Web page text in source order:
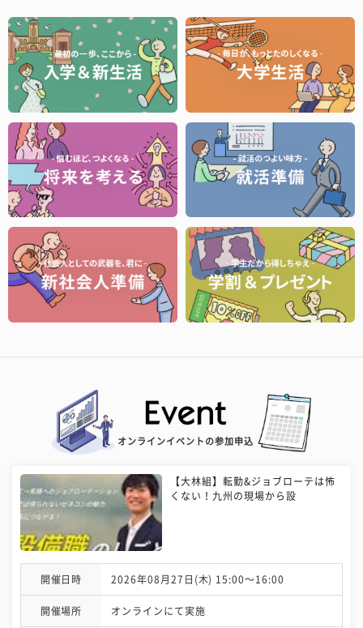
オンラインイベントの参加申込
【大林組】転勤&ジョブローテは怖
くない！九州の現場から設
開催日時 2026年08月27日(木) 15:00〜16:00
開催場所 オンラインにて実施